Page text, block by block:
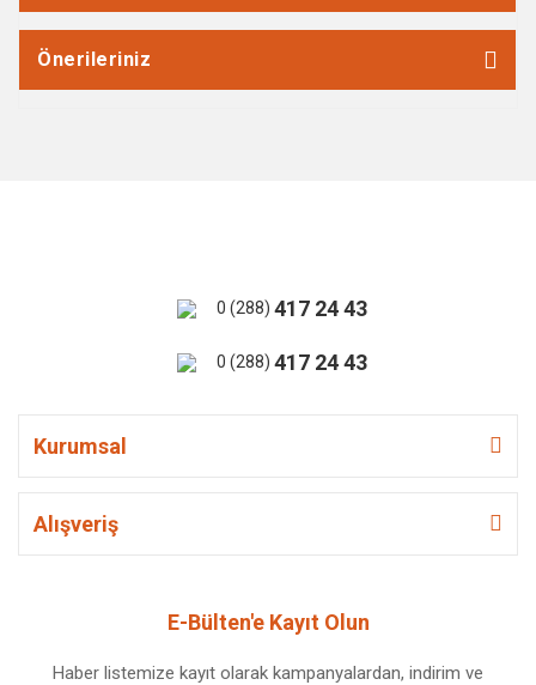
Önerileriniz
0 (288) 417 24 43
0 (288) 417 24 43
Kurumsal
Alışveriş
E-Bülten'e Kayıt Olun
Haber listemize kayıt olarak kampanyalardan, indirim ve